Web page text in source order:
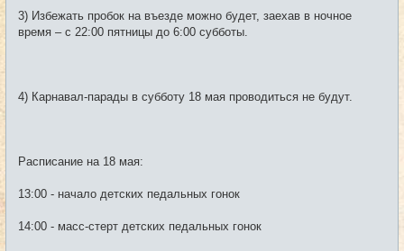
3) Избежать пробок на въезде можно будет, заехав в ночное
время – с 22:00 пятницы до 6:00 субботы.
4) Карнавал-парады в субботу 18 мая проводиться не будут.
Расписание на 18 мая:
13:00 - начало детских педальных гонок
14:00 - масс-стерт детских педальных гонок